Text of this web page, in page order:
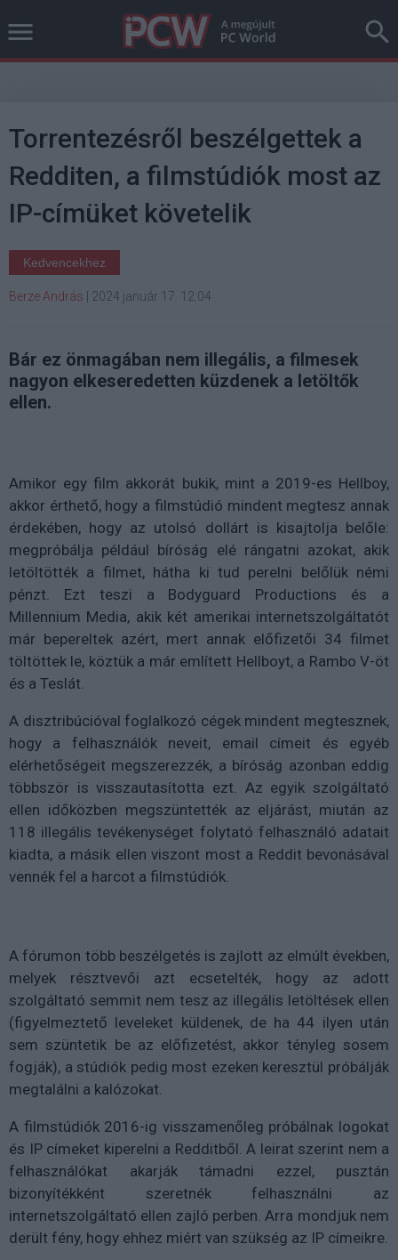
Torrentezésről beszélgettek a
Redditen, a filmstúdiók most az
IP-címüket követelik
Kedvencekhez
Berze András 2024 január 17. 12:04
Bár ez önmagában nem illegális, a filmesek
nagyon elkeseredetten küzdenek a letöltők
ellen.
Amikor egy film akkorát bukik, mint a 2019-es Hellboy,
akkor érthető, hogy a filmstúdió mindent megtesz annak
érdekében, hogy az utolsó dollárt is kisajtolja belőle:
megpróbálja például bíróság elé rángatni azokat, akik
letöltötték a filmet, hátha ki tud perelni belőlük némi
pénzt. Ezt teszi a Bodyguard Productions és a
Millennium Media, akik két amerikai internetszolgáltatót
már bepereltek azért, mert annak előfizetői 34 filmet
töltöttek le, köztük a már említett Hellboyt, a Rambo V-öt
és a Teslát.
A disztribúcióval foglalkozó cégek mindent megtesznek,
hogy a felhasználók neveit, email címeit és egyéb
elérhetőségeit megszerezzék, a bíróság azonban eddig
többször is visszautasította ezt. Az egyik szolgáltató
ellen időközben megszüntették az eljárást, miután az
118 illegális tevékenységet folytató felhasználó adatait
kiadta, a másik ellen viszont most a Reddit bevonásával
vennék fel a harcot a filmstúdiók.
A fórumon több beszélgetés is zajlott az elmúlt években,
melyek résztvevői azt ecsetelték, hogy az adott
szolgáltató semmit nem tesz az illegális letöltések ellen
(figyelmeztető leveleket küldenek, de ha 44 ilyen után
sem szüntetik be az előfizetést, akkor tényleg sosem
fogják), a stúdiók pedig most ezeken keresztül próbálják
megtalálni a kalózokat.
A filmstúdiók 2016-ig visszamenőleg próbálnak logokat
és IP címeket kiperelni a Redditből. A leirat szerint nem a
felhasználókat akarják támadni ezzel, pusztán
bizonyítékként szeretnék felhasználni az
internetszolgáltató ellen zajló perben. Arra mondjuk nem
derült fény, hogy ehhez miért van szükség az IP címeikre.